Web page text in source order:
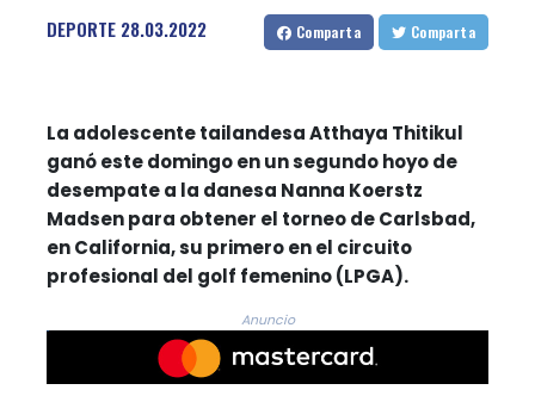
DEPORTE 28.03.2022 Comparta Comparta
La adolescente tailandesa Atthaya Thitikul
ganó este domingo en un segundo hoyo de
desempate a la danesa Nanna Koerstz
Madsen para obtener el torneo de Carlsbad,
en California, su primero en el circuito
profesional del golf femenino (LPGA).
Anuncio